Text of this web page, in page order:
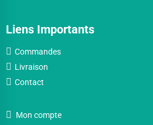
Liens Importants
Commandes
Livraison
Contact
Mon compte